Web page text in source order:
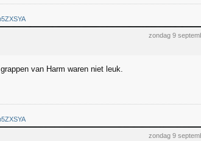
zondag 9
van Harm waren niet leuk.
zondag 9